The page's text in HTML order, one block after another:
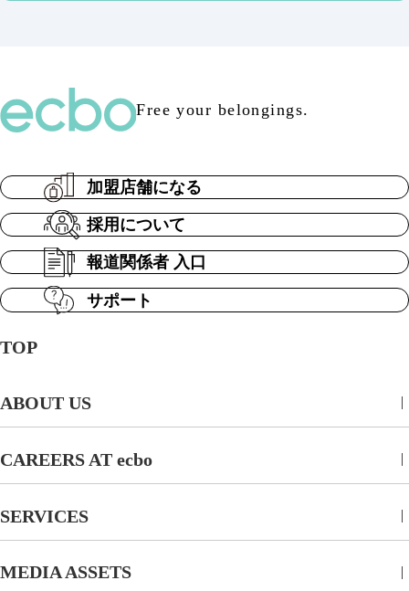
Free your belongings.
TOP
ABOUT US
CAREERS AT ecbo
SERVICES
MEDIA ASSETS
加盟店舗になる
採用について
報道関係者 入口
サポート